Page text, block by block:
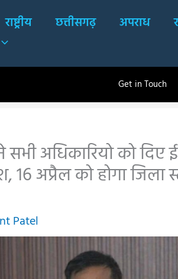
राष्ट्रीय छत्तीसगढ़ अपराध
Get in Touch
सभी अधिकारियो को
16 अप्रैल को होगा जिला
Patel